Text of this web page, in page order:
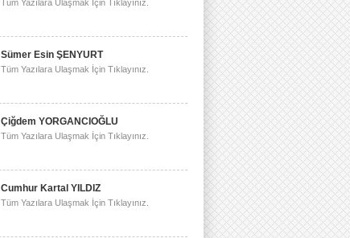
Tüm Yazılara Ulaşmak İçin Tıklayınız.
Sümer Esin ŞENYURT
Tüm Yazılara Ulaşmak İçin Tıklayınız.
Çiğdem YORGANCIOĞLU
Tüm Yazılara Ulaşmak İçin Tıklayınız.
Cumhur Kartal YILDIZ
Tüm Yazılara Ulaşmak İçin Tıklayınız.